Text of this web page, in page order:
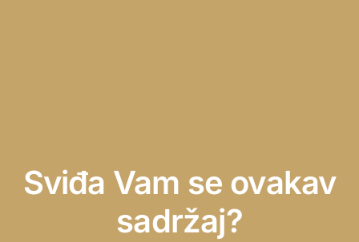
Sviđa Vam se ovakav
sadržaj?